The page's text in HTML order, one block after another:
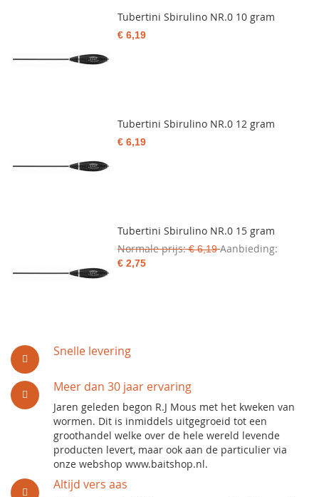
Snelle levering
Meer dan 30 jaar ervaring
Jaren geleden begon R.J Mous met het kweken van
wormen. Dit is inmiddels uitgegroeid tot een
groothandel welke over de hele wereld levende
producten levert, maar ook aan de particulier via
onze webshop www.baitshop.nl.
Altijd vers aas
Tubertini Sbirulino NR.0 10 gram
€ 6,19
Tubertini Sbirulino NR.0 12 gram
€ 6,19
Tubertini Sbirulino NR.0 15 gram
Normale prijs € 6,19 Aanbieding
€ 2,75